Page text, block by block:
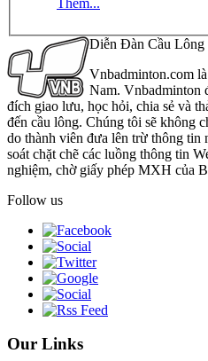
Diễn Đàn Cầu Lông
Vnbadminton.com
Nam. Vnbadminton
đích giao lưu, học hỏi, chia sẻ và
đến cầu lông. Chúng tôi sẽ không
do thành viên đưa lên trừ thông tin
soát chặt chẽ các luồng thông tin
nghiệm, chờ giấy phép MXH của
Follow us
Our Links